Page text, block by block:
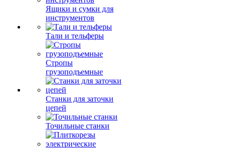
Ящики и сумки для
инструментов
Тали и тельферы
Стропы
грузоподъемные
Станки для заточки
цепей
Точильные станки